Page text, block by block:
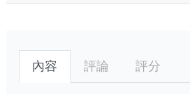
內容 評論 評分